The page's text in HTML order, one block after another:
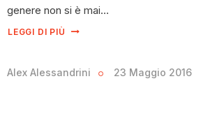
genere non si è mai…
LEGGI DI PIÙ
Alex Alessandrini 23 Maggio 2016